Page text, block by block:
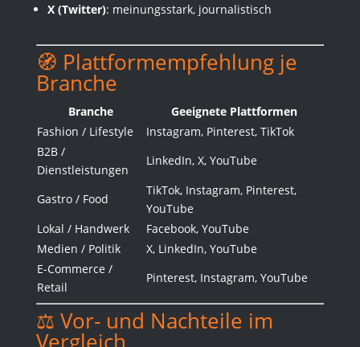
X (Twitter): meinungsstark, journalistisch
🧭 Plattformempfehlung je
Branche
Branche
Geeignete Plattformen
Fashion / Lifestyle
Instagram, Pinterest, TikTok
B2B /
Dienstleistungen
LinkedIn, X, YouTube
Gastro / Food
TikTok, Instagram, Pinterest,
YouTube
Lokal / Handwerk
Facebook, YouTube
Medien / Politik
X, LinkedIn, YouTube
E-Commerce /
Retail
Pinterest, Instagram, YouTube
⚖️ Vor- und Nachteile im